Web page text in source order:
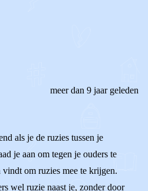
meer dan 9 jaar geleden
als je de ruzies tussen je
je aan om tegen je ouders te
om ruzies mee te krijgen.
wel ruzie naast je, zonder door